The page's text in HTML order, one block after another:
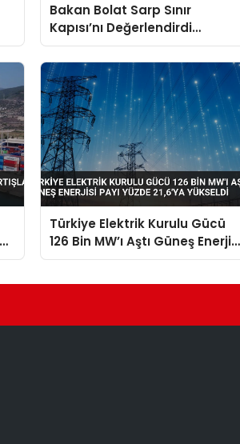
Bakan Bolat Sarp Sınır
Kapısı’nı Değerlendirdi
Asya’ya Açılan Önemli
Vurgusu
Türkiye Elektrik Kurulu Gücü
126 Bin MW’ı Aştı Güneş
Payı Yüzde 21,6’ya Yükseldi